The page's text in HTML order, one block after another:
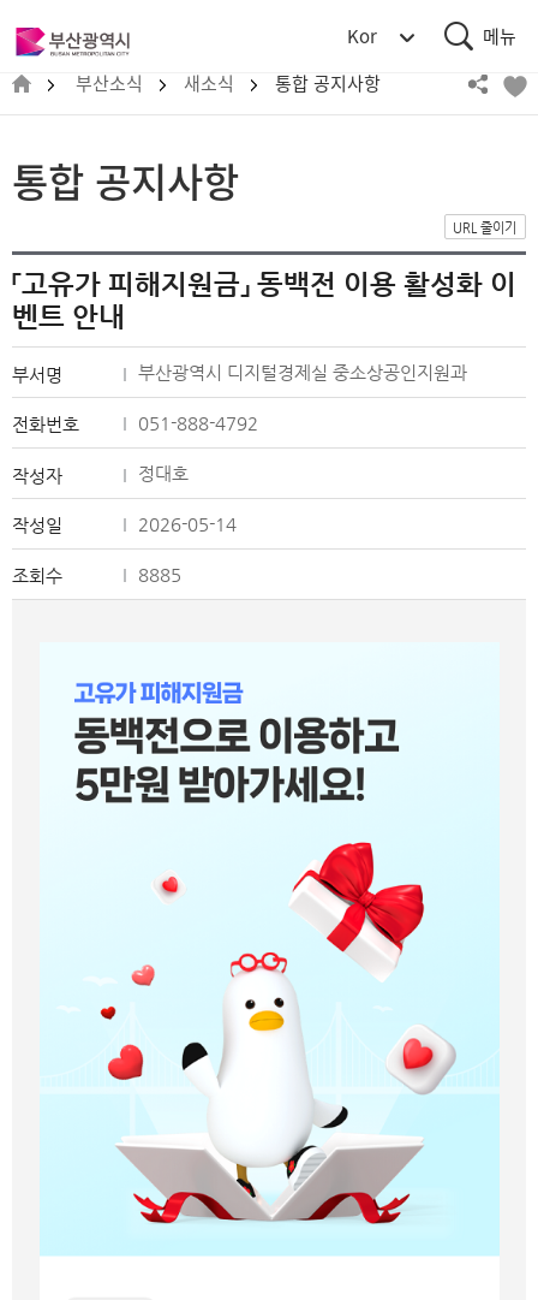
부
산
광
METROPOLITAN
CITY
Kor
합
뉴
부산소식 새소식 통합 공지사항
통합 공지사항
URL 줄이기
「고유가 피해지원금」 동백전 이용 활성화 이
벤트 안내
부서명 부산광역시 디지털경제실 중소상공인지원과
전화번호 051-888-4792
작성자 정대호
작성일 2026-05-14
조회수 8885